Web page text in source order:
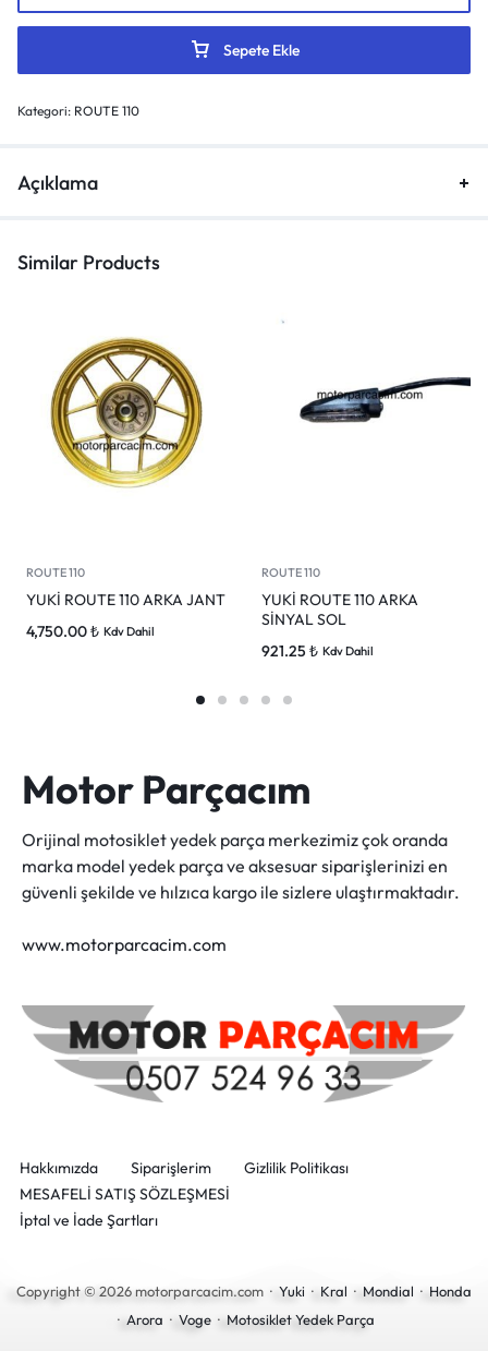
Sepete Ekle
Kategori: ROUTE 110
Açıklama
Similar Products
ROUTE 110
YUKİ ROUTE 110 ARKA JANT
4,750.00₺ Kdv Dahil
ROUTE 110
YUKİ ROUTE 110 ARKA
SİNYAL SOL
921.25 ₺ Kdv Dahil
Motor Parçacım
Orijinal motosiklet yedek parça merkezimiz çok oranda
marka model yedek parça ve aksesuar siparişlerinizi en
güvenli şekilde ve hılzıca kargo ile sizlere ulaştırmaktadır.
www.motorparcacim.com
Hakkımızda Siparişlerim
Gizlilik Politikası
MESAFELİ SATIŞ SÖZLEŞMESİ
İptal ve İade Şartları
Copyright © 2026 motorparcacim.com · Yuki · Kral · Mondial · Honda
· Arora · Voge· Motosiklet Yedek Parça